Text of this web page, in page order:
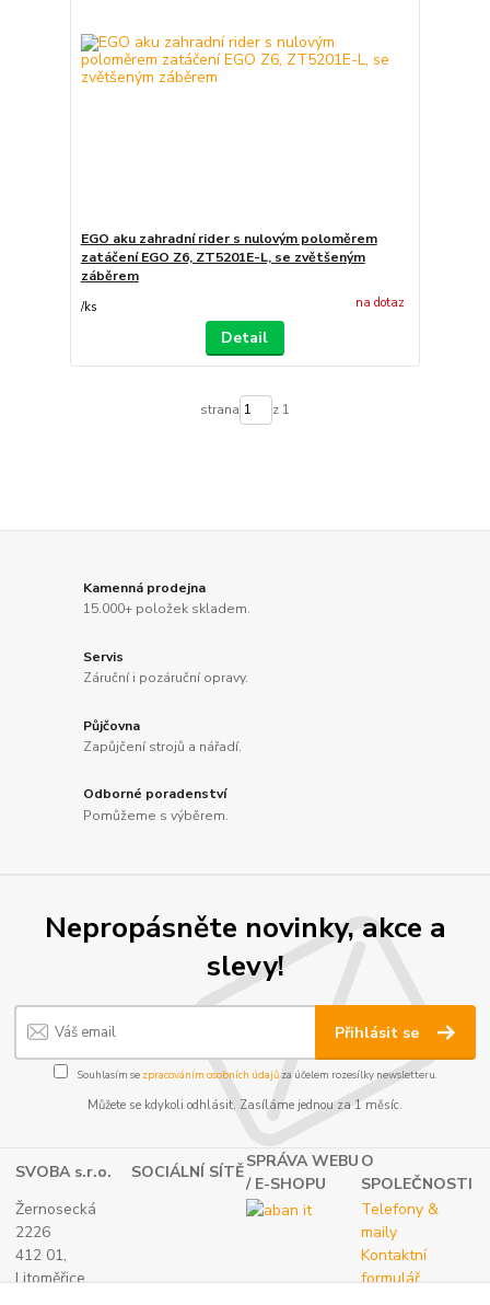
EGO aku zahradní rider s nulovým poloměrem
zatáčení EGO Z6, ZT5201E-L, se zvětšeným
záběrem
/ks na dotaz
Detail
strana z 1
Kamenná prodejna
15.000+ položek skladem.
Servis
Záruční i pozáruční opravy.
Půjčovna
Zapůjčení strojů a nářadí.
Odborné poradenství
Pomůžeme s výběrem.
Nepropásněte novinky, akce a
slevy!
Přihlásit se
Souhlasím se zpracováním osobních údajůza účelem rozesílky newsletteru.
Můžete se kdykoli odhlásit. Zasíláme jednou za 1 měsíc.
SVOBA s.r.o. SOCIÁLNÍ SÍTĚ
SPRÁVA WEBU
/ E-SHOPU
O
SPOLEČNOSTI
Žernosecká
2226
412 01,
Litoměřice
Telefony &
maily
Kontaktní
formulář